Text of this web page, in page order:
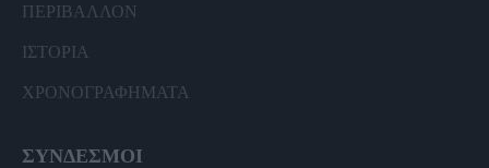
ΠΕΡΙΒΑΛΛΟΝ
ΙΣΤΟΡΙΑ
ΧΡΟΝΟΓΡΑΦΗΜΑΤΑ
ΣΥΝΔΕΣΜΟΙ